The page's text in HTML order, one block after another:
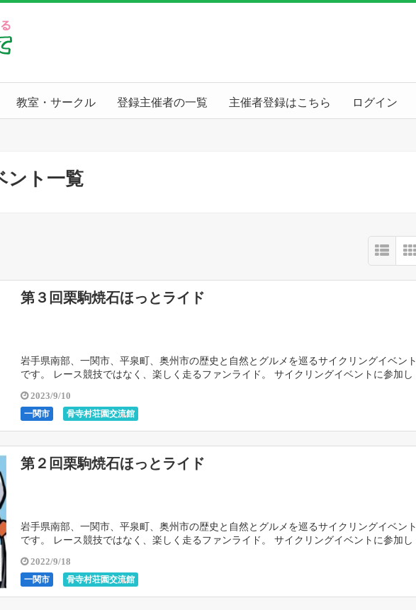
教室・サークル 登録主催者の一覧 主催者登録はこちら ログイン
ント一覧
第３回栗駒焼石ほっとライド
岩手県南部、一関市、平泉町、奥州市の歴史と自然とグルメを巡るサイクリングイベント
です。 レース競技ではなく、楽しく走るファンライド。 サイクリングイベントに参加し
2023/9/10
一関市 骨寺村荘園交流館
第２回栗駒焼石ほっとライド
岩手県南部、一関市、平泉町、奥州市の歴史と自然とグルメを巡るサイクリングイベント
です。 レース競技ではなく、楽しく走るファンライド。 サイクリングイベントに参加し
2022/9/18
一関市 骨寺村荘園交流館